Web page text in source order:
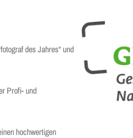
des Jahres“ und
Profi- und
hochwertigen